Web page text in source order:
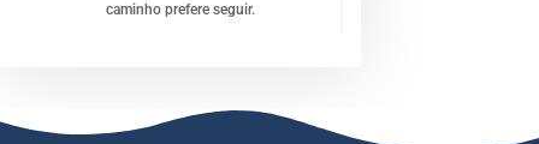
caminho prefere seguir.